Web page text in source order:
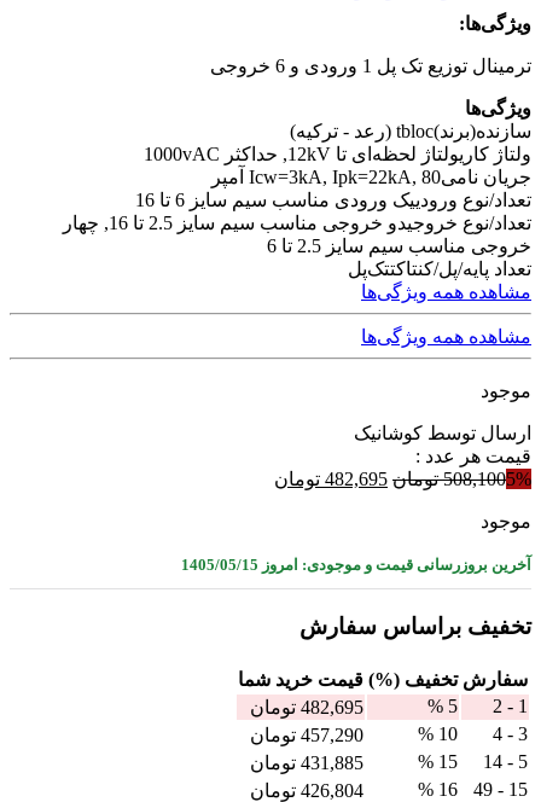
ویژگی‌ها:
ترمینال توزیع تک پل 1 ورودی و 6 خروجی
ویژگی‌ها
سازنده(برند)tbloc (رعد - ترکیه)
ولتاژ کاریولتاژ لحظه‌ای تا 12kV, حداکثر 1000vAC
جریان نامیIcw=3kA, Ipk=22kA, 80 آمپر
تعداد/نوع ورودییک ورودی مناسب سیم سایز 6 تا 16
تعداد/نوع خروجی
دو خروجی مناسب سیم سایز 2.5 تا 16, چهار
خروجی مناسب سیم سایز 2.5 تا 6
تعداد پایه/پل/کنتاکتتک‌‌پل
مشاهده همه ویژگی‌ها
مشاهده همه ویژگی‌ها
موجود
ارسال توسط کوشانیک
قیمت هر عدد :
5%
508,100 تومان قیمت
482,695 تومان
موجود
آخرین بروزرسانی قیمت و موجودی: امروز 1405/05/15
تخفیف براساس سفارش
سفارش تخفیف (%) قيمت خرید شما
1 - 2
5 %
482,695 تومان
3 - 4
10 %
457,290 تومان
5 - 14
15 %
431,885 تومان
15 - 49
16 %
426,804 تومان